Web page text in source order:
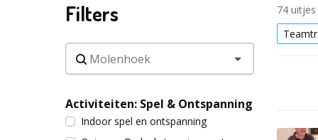
Filters
Activiteiten: Spel & Ontspanning
Indoor spel en ontspanning
74